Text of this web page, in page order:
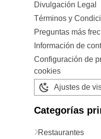
Divulgación Legal
Términos y
Preguntas más
Información de
Configuración de
cookies
Ajustes de
Categorías
Restaurantes